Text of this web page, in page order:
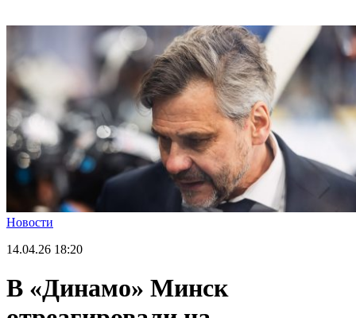
Новости
14.04.26 18:20
В «Динамо» Минск